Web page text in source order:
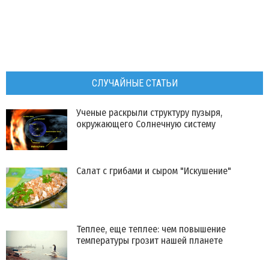
СЛУЧАЙНЫЕ СТАТЬИ
Ученые раскрыли структуру пузыря,
окружающего Солнечную систему
Салат с грибами и сыром "Искушение"
Теплее, еще теплее: чем повышение
температуры грозит нашей планете